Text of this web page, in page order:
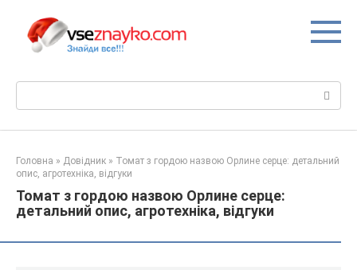
вмісту
Головна » Довідник » Томат з гордою назвою Орлине серце: детальний
опис, агротехніка, відгуки
Томат з гордою назвою Орлине серце:
детальний опис, агротехніка, відгуки